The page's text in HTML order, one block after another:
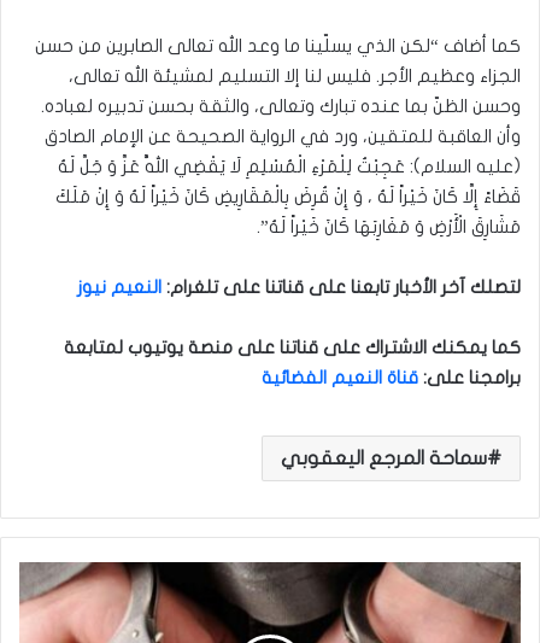
كما أضاف “لكن الذي يسلّينا ما وعد الله تعالى الصابرين من حسن
الجزاء وعظيم الأجر. فليس لنا إلا التسليم لمشيئة الله تعالى،
وحسن الظنّ بما عنده تبارك وتعالى، والثقة بحسن تدبيره لعباده.
وأن العاقبة للمتقين، ورد في الرواية الصحيحة عن الإمام الصادق
(عليه السلام): عَجِبْتُ لِلْمَرْءِ الْمُسْلِمِ‌ لَا يَقْضِي اللَّهُ عَزَّ وَ جَلَّ لَهُ
قَضَاءً إِلَّا كَانَ خَيْراً لَهُ ، وَ إِنْ قُرِضَ بِالْمَقَارِيضِ كَانَ خَيْراً لَهُ وَ إِنْ مَلَكَ
مَشَارِقَ الْأَرْضِ وَ مَغَارِبَهَا كَانَ خَيْراً لَهُ”.
لتصلك آخر الأخبار تابعنا على قناتنا على تلغرام: النعيم نيوز
كما يمكنك الاشتراك على قناتنا على منصة يوتيوب لمتابعة
برامجنا على: قناة النعيم الفضائية
سماحة المرجع اليعقوبي
ا
ق